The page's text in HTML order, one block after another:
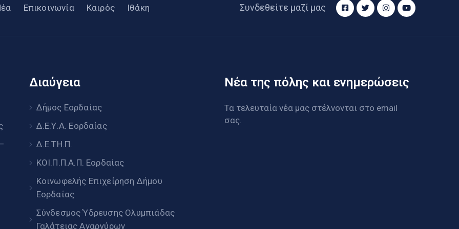
Επικοινωνία Καιρός Ιθάκη Συνδεθείτε μαζί μας
Διαύγεια
Δήμος Εορδαίας
Δ.Ε.Υ.Α. Εορδαίας
Δ.Ε.ΤΗ.Π.
ΚΟΙ.Π.Π.Α.Π. Εορδαίας
Κοινωφελής Επιχείρηση Δήμου
Εορδαίας
Σύνδεσμος Ύδρευσης Ολυμπιάδας
Γαλάτειας Αναργύρων
Νέα της πόλης και ενημερώσεις
Τα τελευταία νέα μας στέλνονται στο email
σας.